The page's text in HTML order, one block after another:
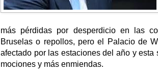
más pérdidas por desperdicio en las
Bruselas o repollos, pero el Palacio de
afectado por las estaciones del año y esta
mociones y más enmiendas.